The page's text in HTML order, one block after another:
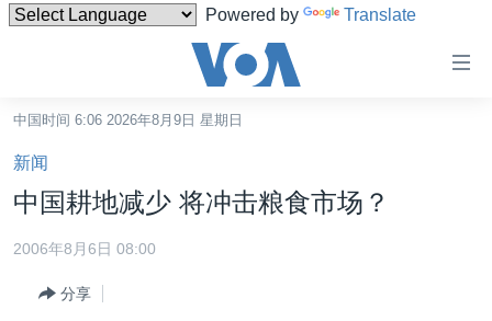
Powered by Translate
碍
链
接
转
港澳
中国时间 6:06 2026年8月9日 星期日
新闻
中国耕地减少 将冲击粮食市场？
2006年8月6日 08:00
分享